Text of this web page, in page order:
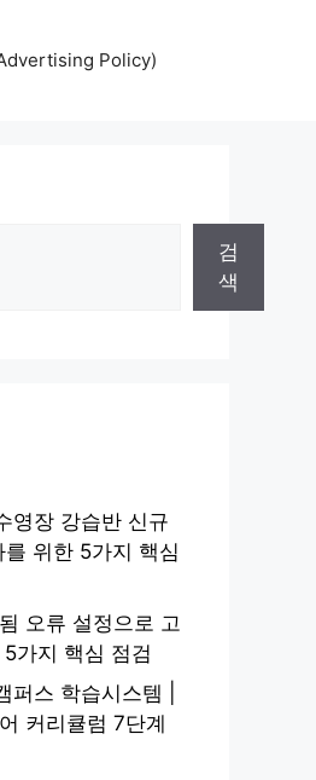
Policy)
검
색
영장 강습반 신규
위한 5가지 핵심
오류 설정으로 고
가지 핵심 점검
퍼스 학습시스템 |
커리큘럼 7단계